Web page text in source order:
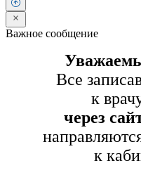
Важное сообщение
Все
к
через
к